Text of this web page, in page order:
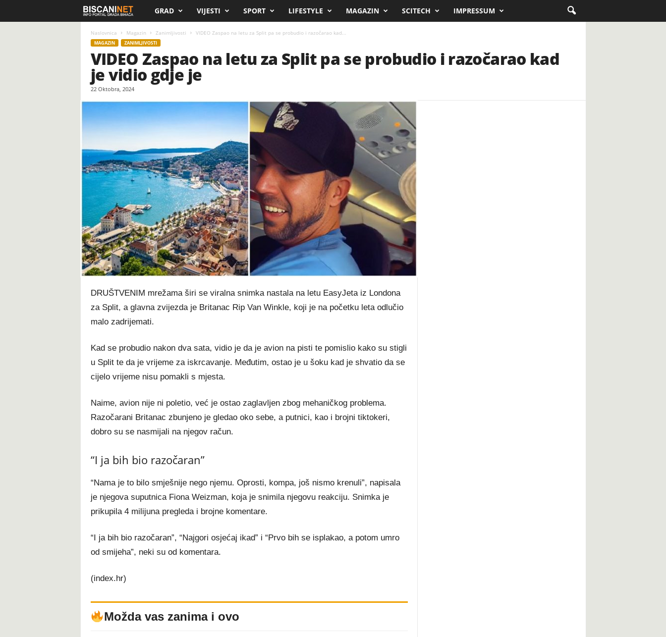
s
c
n
.
e
t
GRAD VIJESTI SPORT LIFESTYLE MAGAZIN SCITECH IMPRESSUM
Naslovnica Magazin Zanimljivosti VIDEO Zaspao na letu za Split pa se probudio i razočarao kad...
MAGAZIN ZANIMLJIVOSTI
VIDEO Zaspao na letu za Split pa se probudio i razočarao kad
je vidio gdje je
22 Oktobra, 2024
DRUŠTVENIM mrežama širi se viralna snimka nastala na letu EasyJeta iz Londona
za Split, a glavna zvijezda je Britanac Rip Van Winkle, koji je na početku leta odlučio
malo zadrijemati.
Kad se probudio nakon dva sata, vidio je da je avion na pisti te pomislio kako su stigli
u Split te da je vrijeme za iskrcavanje. Međutim, ostao je u šoku kad je shvatio da se
cijelo vrijeme nisu pomakli s mjesta.
Naime, avion nije ni poletio, već je ostao zaglavljen zbog mehaničkog problema.
Razočarani Britanac zbunjeno je gledao oko sebe, a putnici, kao i brojni tiktokeri,
dobro su se nasmijali na njegov račun.
“I ja bih bio razočaran”
“Nama je to bilo smješnije nego njemu. Oprosti, kompa, još nismo krenuli”, napisala
je njegova suputnica Fiona Weizman, koja je snimila njegovu reakciju. Snimka je
prikupila 4 milijuna pregleda i brojne komentare.
“I ja bih bio razočaran”, “Najgori osjećaj ikad” i “Prvo bih se isplakao, a potom umro
od smijeha”, neki su od komentara.
(index.hr)
Možda vas zanima i ovo